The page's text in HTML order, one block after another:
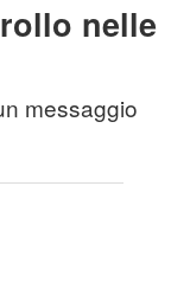
nelle
messaggio